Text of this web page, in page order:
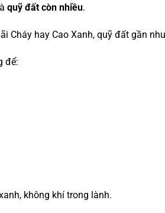
quỹ đất còn nhiều.
Cháy hay Cao Xanh, quỹ đất gần
để:
không khí trong lành.